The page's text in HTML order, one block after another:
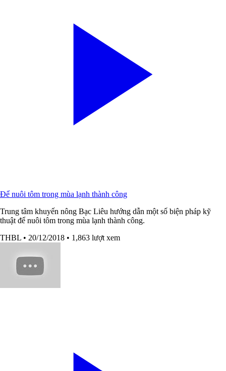
Để nuôi tôm trong mùa lạnh thành công
Trung tâm khuyến nông Bạc Liêu hướng dẫn một số biện pháp kỹ
thuật để nuôi tôm trong mùa lạnh thành công.
THBL • 20/12/2018 • 1,863 lượt xem